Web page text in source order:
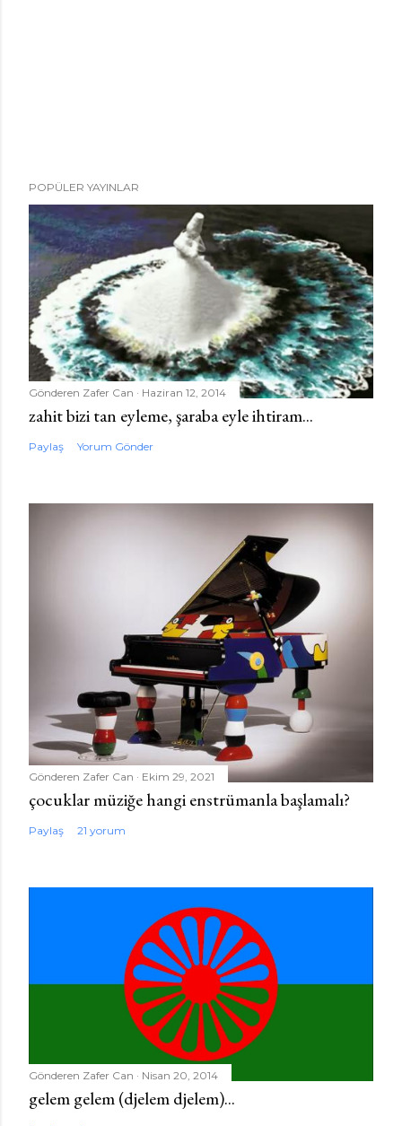
POPÜLER YAYINLAR
Gönderen Zafer Can Haziran 12, 2014
zahit bizi tan eyleme, şaraba eyle ihtiram...
Paylaş Yorum Gönder
Gönderen Zafer Can Ekim 29, 2021
çocuklar müziğe hangi enstrümanla başlamalı?
Paylaş 21 yorum
Gönderen Zafer Can Nisan 20, 2014
gelem gelem (djelem djelem)...